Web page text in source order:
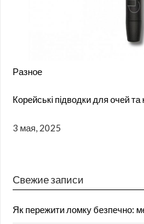
Разное
Корейські підводки для очей та
3 мая, 2025
Свежие записи
Як пережити ломку безпечно: